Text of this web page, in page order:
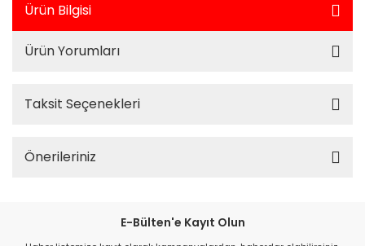
Ürün Bilgisi
Ürün Yorumları
Taksit Seçenekleri
Önerileriniz
E-Bülten'e Kayıt Olun